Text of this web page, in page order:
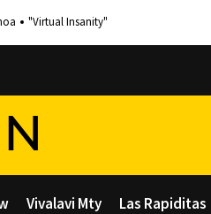
"Virtual Insanity"
Vivalavi Mty Las Rapiditas